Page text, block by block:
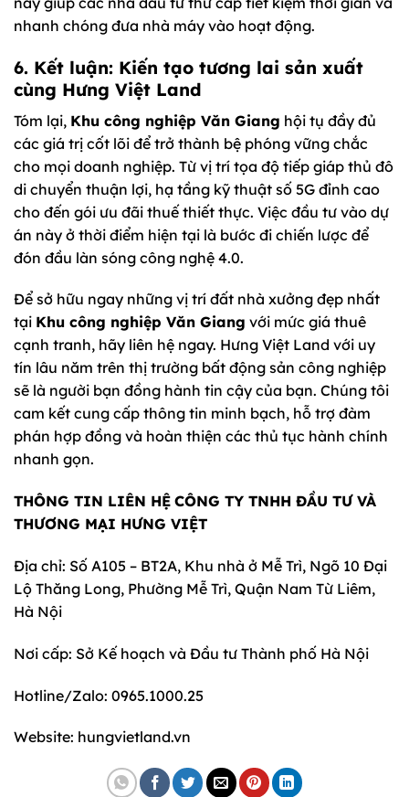
nhanh chóng đưa nhà máy vào hoạt động.
6. Kết luận: Kiến tạo tương lai sản xuất
cùng Hưng Việt Land
Tóm lại, Khu công nghiệp Văn Giang hội tụ đầy đủ
các giá trị cốt lõi để trở thành bệ phóng vững chắc
cho mọi doanh nghiệp. Từ vị trí tọa độ tiếp giáp thủ đô
di chuyển thuận lợi, hạ tầng kỹ thuật số 5G đỉnh cao
cho đến gói ưu đãi thuế thiết thực. Việc đầu tư vào dự
án này ở thời điểm hiện tại là bước đi chiến lược để
đón đầu làn sóng công nghệ 4.0.
Để sở hữu ngay những vị trí đất nhà xưởng đẹp nhất
tại Khu công nghiệp Văn Giang với mức giá thuê
cạnh tranh, hãy liên hệ ngay. Hưng Việt Land với uy
tín lâu năm trên thị trường bất động sản công nghiệp
sẽ là người bạn đồng hành tin cậy của bạn. Chúng tôi
cam kết cung cấp thông tin minh bạch, hỗ trợ đàm
phán hợp đồng và hoàn thiện các thủ tục hành chính
nhanh gọn.
THÔNG TIN LIÊN HỆ CÔNG TY TNHH ĐẦU TƯ VÀ
THƯƠNG MẠI HƯNG VIỆT
Địa chỉ: Số A105 – BT2A, Khu nhà ở Mễ Trì, Ngõ 10 Đại
Lộ Thăng Long, Phường Mễ Trì, Quận Nam Từ Liêm,
Hà Nội
Nơi cấp: Sở Kế hoạch và Đầu tư Thành phố Hà Nội
Hotline/Zalo: 0965.1000.25
Website: hungvietland.vn